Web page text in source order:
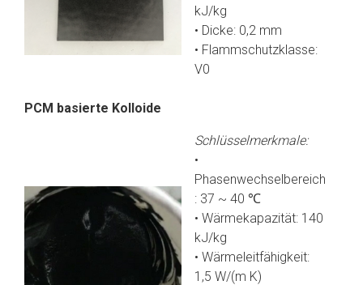
kJ/kg
• Dicke: 0,2 mm
• Flammschutzklasse:
V0
PCM basierte Kolloide
Schlüsselmerkmale:
•
Phasenwechselbereich
: 37 ~ 40 ℃
• Wärmekapazität: 140
kJ/kg
• Wärmeleitfähigkeit:
1,5 W/(m K)